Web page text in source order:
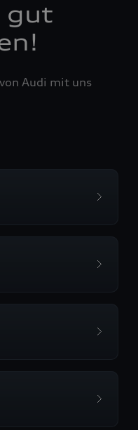
gut
Audi mit uns